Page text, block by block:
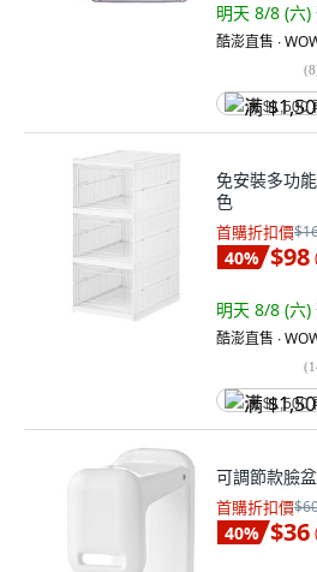
明天 8/8 (六)
酷澎直售 ∙
(8
满 $1,500
免安裝多功
色
首購折扣價
40% $98 (
明天 8/8 (六)
酷澎直售 ∙
(
满 $1,500
可調節款臉
首購折扣價
40% $36 (